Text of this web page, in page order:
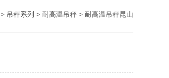
> 吊秤系列 > 耐高温吊秤 > 耐高温吊秤昆山